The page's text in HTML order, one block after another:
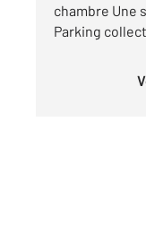
chambre Une
Parking